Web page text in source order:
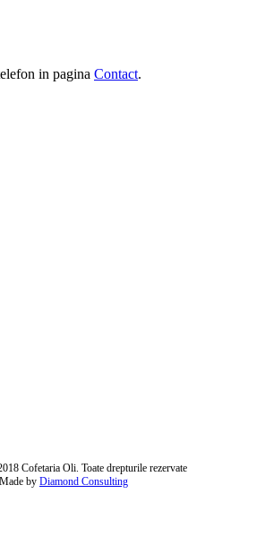
in pagina Contact.
Cofetaria Oli. Toate drepturile rezervate
Made by Diamond Consulting